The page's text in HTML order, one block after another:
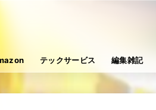
テックサービス 編集雑記